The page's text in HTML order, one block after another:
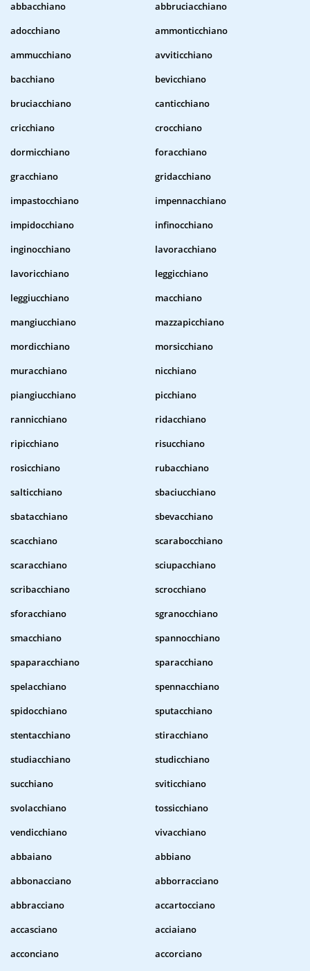
abbacchiano
abbruciacchiano
adocchiano
ammonticchiano
ammucchiano
avviticchiano
bacchiano
bevicchiano
bruciacchiano
canticchiano
cricchiano
crocchiano
dormicchiano
foracchiano
gracchiano
gridacchiano
impastocchiano
impennacchiano
impidocchiano
infinocchiano
inginocchiano
lavoracchiano
lavoricchiano
leggicchiano
leggiucchiano
macchiano
mangiucchiano
mazzapicchiano
mordicchiano
morsicchiano
muracchiano
nicchiano
piangiucchiano
picchiano
rannicchiano
ridacchiano
ripicchiano
risucchiano
rosicchiano
rubacchiano
salticchiano
sbaciucchiano
sbatacchiano
sbevacchiano
scacchiano
scarabocchiano
scaracchiano
sciupacchiano
scribacchiano
scrocchiano
sforacchiano
sgranocchiano
smacchiano
spannocchiano
spaparacchiano
sparacchiano
spelacchiano
spennacchiano
spidocchiano
sputacchiano
stentacchiano
stiracchiano
studiacchiano
studicchiano
succhiano
sviticchiano
svolacchiano
tossicchiano
vendicchiano
vivacchiano
abbaiano
abbiano
abbonacciano
abborracciano
abbracciano
accartocciano
accasciano
acciaiano
acconciano
accorciano